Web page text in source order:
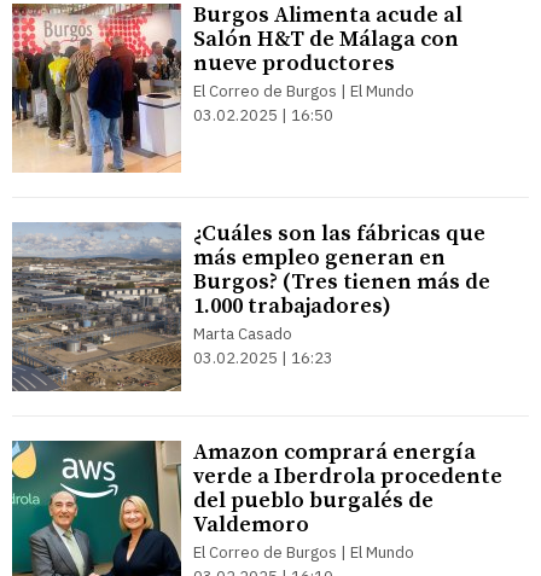
Burgos Alimenta acude al
Salón H&T de Málaga con
nueve productores
El Correo de Burgos | El Mundo
03.02.2025 | 16:50
¿Cuáles son las fábricas que
más empleo generan en
Burgos? (Tres tienen más de
1.000 trabajadores)
Marta Casado
03.02.2025 | 16:23
Amazon comprará energía
verde a Iberdrola procedente
del pueblo burgalés de
Valdemoro
El Correo de Burgos | El Mundo